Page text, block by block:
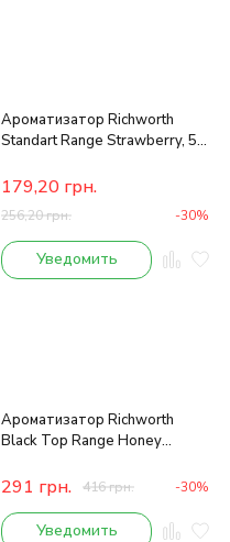
Ароматизатор Richworth
Standart Range Strawberry, 50
179,20 грн.
256,20грн. -30%
Уведомить
Ароматизатор Richworth
Black Top Range Honey
291 грн. 416грн. -30%
Уведомить